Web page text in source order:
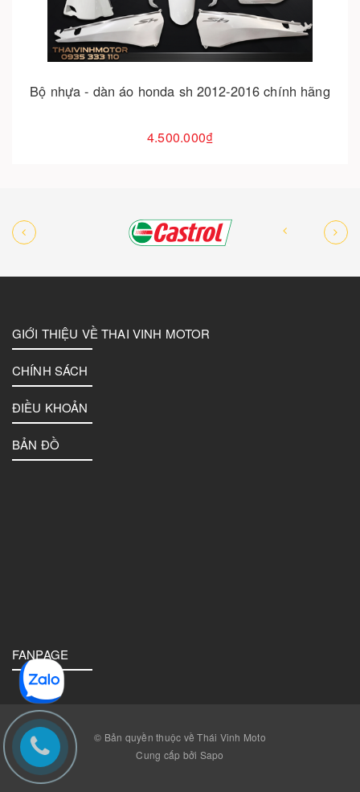
Bộ nhựa - dàn áo honda sh 2012-2016 chính hãng
4.500.000₫
GIỚI THIỆU VỀ THAI VINH MOTOR
CHÍNH SÁCH
ĐIỀU KHOẢN
BẢN ĐỒ
FANPAGE
© Bản quyền thuộc về Thái Vinh Moto
Cung cấp bởi Sapo